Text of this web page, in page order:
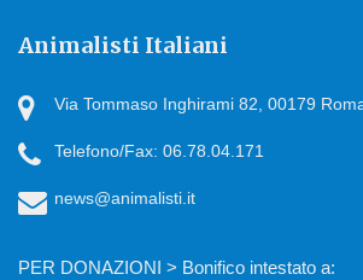
Animalisti Italiani
Via Tommaso Inghirami 82, 00179
Telefono/Fax: 06.78.04.171
news@animalisti.it
PER DONAZIONI > Bonifico intestato a: